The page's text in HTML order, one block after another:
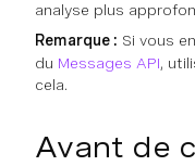
analyse plus
Remarque : Si vous
du Messages API,
cela.
Avant de